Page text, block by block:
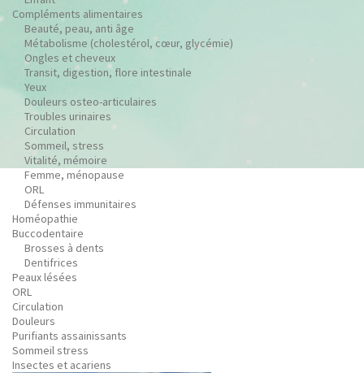
Compléments alimentaires
Beauté, peau, anti âge
Métabolisme (cholestérol, cœur, glycémie)
Ongles et cheveux
Transit, digestion, flore intestinale
Yeux
Douleurs osteo-articulaires
Troubles urinaires
Circulation
Sommeil, stress
Vitalité, mémoire
Femme, ménopause
ORL
Défenses immunitaires
Homéopathie
Buccodentaire
Brosses à dents
Dentifrices
Peaux lésées
ORL
Circulation
Douleurs
Purifiants assainissants
Sommeil stress
Insectes et acariens